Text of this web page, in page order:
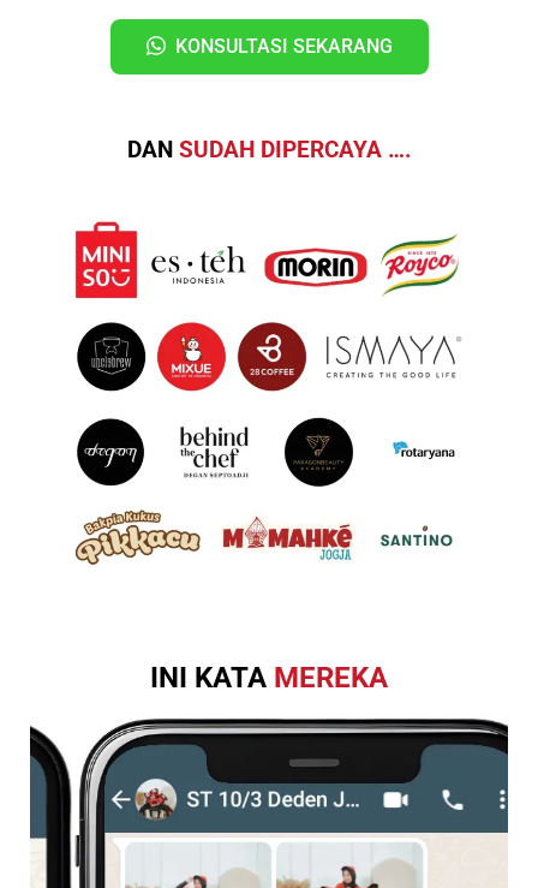
KONSULTASI SEKARANG
DAN SUDAH DIPERCAYA ….
INI KATA MEREKA